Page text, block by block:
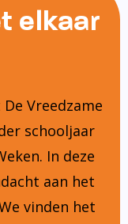
elkaar
Vreedzame
schooljaar
In deze
aan het
vinden het